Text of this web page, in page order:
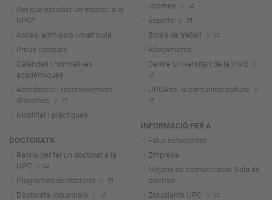
Per què estudiar un màster a la
UPC?
Accés, admissió i matrícula
Preus i beques
Calendari i normatives
acadèmiques
Acreditació i reconeixement
d'idiomes
Mobilitat i pràctiques
DOCTORATS
Raons per fer un doctorat a la
UPC
Programes de doctorat
Doctorats industrials
Idiomes
Esports
Borsa de treball
Allotjaments
Centre Universitari de la Visió
UPCArts, la comunitat cultural
INFORMACIÓ PER A
Futur estudiantat
Empresa
Mitjans de comunicació. Sala de
premsa
Estudiants UPC